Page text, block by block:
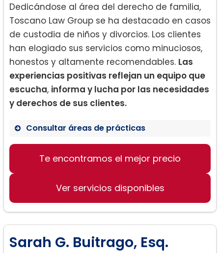
Dedicándose al área del derecho de familia,
Toscano Law Group se ha destacado en casos
de custodia de niños y divorcios. Los clientes
han elogiado sus servicios como minuciosos,
honestos y altamente recomendables. Las
experiencias positivas reflejan un equipo que
escucha, informa y lucha por las necesidades
y derechos de sus clientes.
Consultar áreas de prácticas
Derecho de Familia
Divorcios
Te encontramos el mejor precio
Ver servicios disponibles
Sarah G. Buitrago, Esq.